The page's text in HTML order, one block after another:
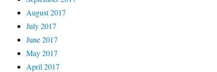
August 2017
July 2017
June 2017
May 2017
April 2017